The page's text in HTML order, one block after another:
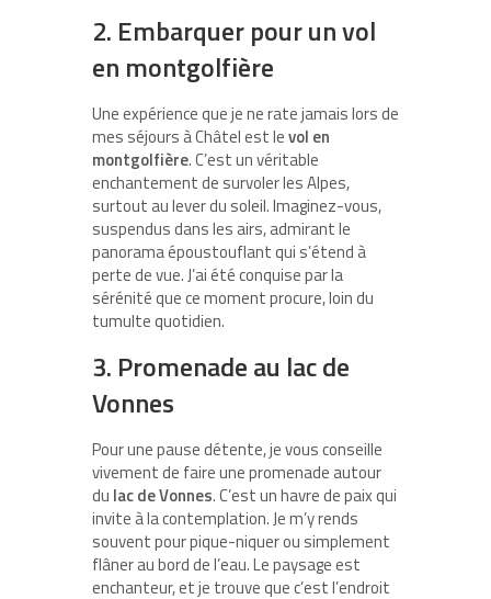
2. Embarquer pour un vol
en montgolfière
Une expérience que je ne rate jamais lors de
mes séjours à Châtel est levol en
montgolfière. C’est un véritable
enchantement de survoler les Alpes,
surtout au lever du soleil. Imaginez-vous,
suspendus dans les airs, admirant le
panorama époustouflant qui s’étend à
perte de vue. J’ai été conquise par la
sérénité que ce moment procure, loin du
tumulte quotidien.
3. Promenade au lac de
Vonnes
Pour une pause détente, je vous conseille
vivement de faire une promenade autour
du lac de Vonnes. C’est un havre de paix qui
invite à la contemplation. Je m’y rends
souvent pour pique-niquer ou simplement
flâner au bord de l’eau. Le paysage est
enchanteur, et je trouve que c’est l’endroit